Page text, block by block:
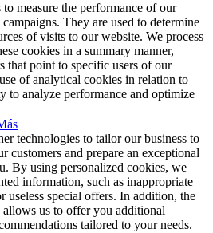
measure the performance of our
They are used to determine
of visits to our website. We process
cookies in a summary manner,
that point to specific users of our
of analytical cookies in relation to
to analyze performance and optimize
technologies to tailor our business to
customers and prepare an exceptional
By using personalized cookies, we
information, such as inappropriate
useless special offers. In addition, the
allows us to offer you additional
tailored to your needs.